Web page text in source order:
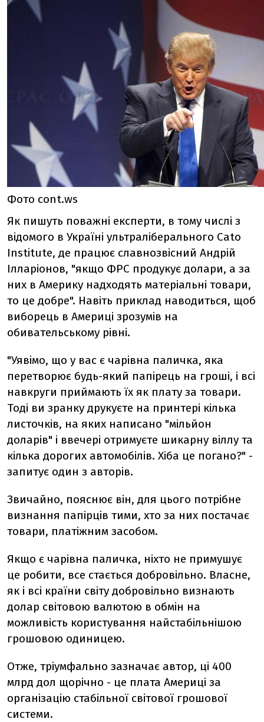
Фото cont.ws
Як пишуть поважні експерти, в тому числі з
відомого в Україні ультраліберального Cato
Institute, де працює славнозвісний Андрій
Ілларіонов, "якщо ФРС продукує долари, а за
них в Америку надходять матеріальні товари,
то це добре". Навіть приклад наводиться, щоб
виборець в Америці зрозумів на
обивательському рівні.
"Уявімо, що у вас є чарівна паличка, яка
перетворює будь-який папірець на гроші, і всі
навкруги приймають їх як плату за товари.
Тоді ви зранку друкуєте на принтері кілька
листочків, на яких написано "мільйон
доларів" і ввечері отримуєте шикарну віллу та
кілька дорогих автомобілів. Хіба це погано?" -
запитує один з авторів.
Звичайно, пояснює він, для цього потрібне
визнання папірців тими, хто за них постачає
товари, платіжним засобом.
Якщо є чарівна паличка, ніхто не примушує
це робити, все стається добровільно. Власне,
як і всі країни світу добровільно визнають
долар світовою валютою в обмін на
можливість користування найстабільнішою
грошовою одиницею.
Отже, тріумфально зазначає автор, ці 400
млрд дол щорічно - це плата Америці за
організацію стабільної світової грошової
системи.